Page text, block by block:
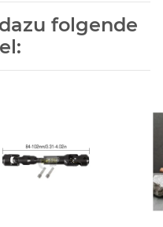
folgende